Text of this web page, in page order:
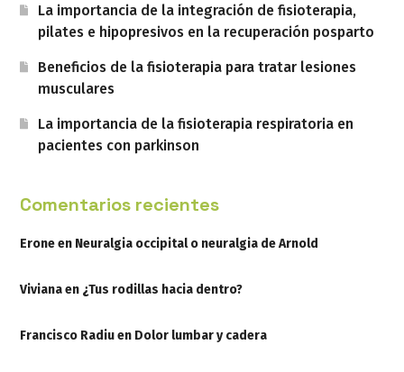
La importancia de la integración de fisioterapia,
pilates e hipopresivos en la recuperación posparto
Beneficios de la fisioterapia para tratar lesiones
musculares
La importancia de la fisioterapia respiratoria en
pacientes con parkinson
Comentarios recientes
Eroneen Neuralgia occipital o neuralgia de Arnold
Vivianaen ¿Tus rodillas hacia dentro?
Francisco Radiuen Dolor lumbar y cadera